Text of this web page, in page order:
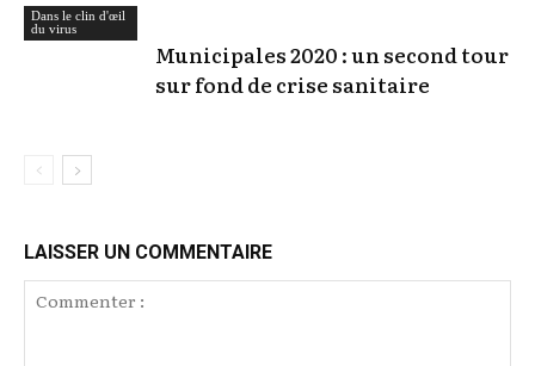
Dans le clin d'œil
du virus
Municipales 2020 : un second tour
sur fond de crise sanitaire
LAISSER UN COMMENTAIRE